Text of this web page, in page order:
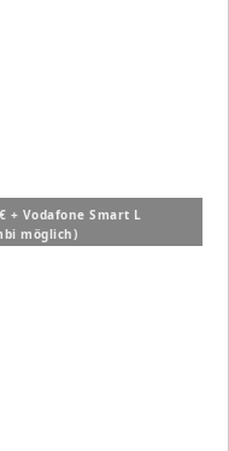
+ Vodafone Smart L
möglich)